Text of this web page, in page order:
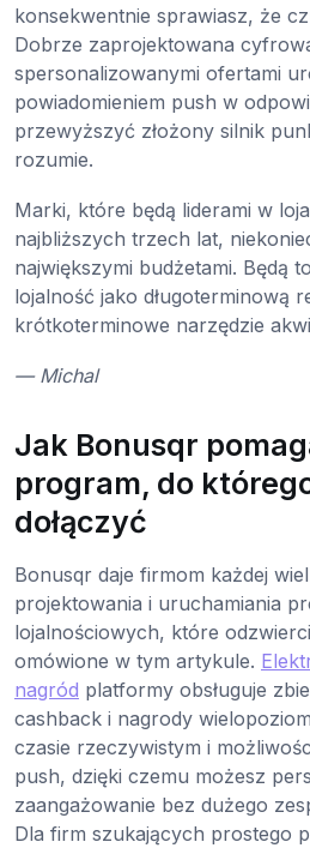
konsekwentnie sprawiasz, że
Dobrze zaprojektowana
spersonalizowanymi ofertami
powiadomieniem push w
przewyższyć złożony silnik
rozumie.
Marki, które będą liderami w
najbliższych trzech lat,
największymi budżetami. Będą
lojalność jako długoterminową
krótkoterminowe narzędzie
— Michal
Jak Bonusqr
program, do
dołączyć
Bonusqr daje firmom każdej
projektowania i uruchamiania
lojalnościowych, które
omówione w tym artykule.
nagród platformy obsługuje
cashback i nagrody
czasie rzeczywistym i
push, dzięki czemu możesz
zaangażowanie bez dużego
Dla firm szukających prostego